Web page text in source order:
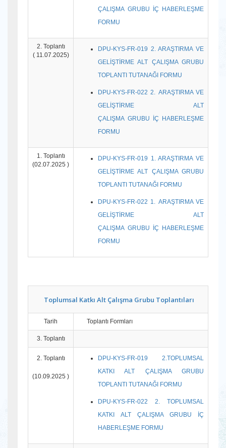
ÇALIŞMA GRUBU İÇ HABERLEŞME
FORMU
2. Toplantı
( 11.07.2025)
DPU-KYS-FR-019 2. ARAŞTIRMA VE
GELİŞTİRME ALT ÇALIŞMA GRUBU
TOPLANTI TUTANAĞI FORMU
DPU-KYS-FR-022 2. ARAŞTIRMA VE
GELİŞTİRME ALT
ÇALIŞMA GRUBU İÇ HABERLEŞME
FORMU
1. Toplantı
(02.07.2025 )
DPU-KYS-FR-019 1. ARAŞTIRMA VE
GELİŞTİRME ALT ÇALIŞMA GRUBU
TOPLANTI TUTANAĞI FORMU
DPU-KYS-FR-022 1. ARAŞTIRMA VE
GELİŞTİRME ALT
ÇALIŞMA GRUBU İÇ HABERLEŞME
FORMU
Toplumsal Katkı Alt Çalışma Grubu Toplantıları
Tarih Toplantı Formları
3. Toplantı
2. Toplantı
(10.09.2025 )
DPU-KYS-FR-019 2.TOPLUMSAL
KATKI ALT ÇALIŞMA GRUBU
TOPLANTI TUTANAĞI FORMU
DPU-KYS-FR-022 2. TOPLUMSAL
KATKI ALT ÇALIŞMA GRUBU İÇ
HABERLEŞME FORMU